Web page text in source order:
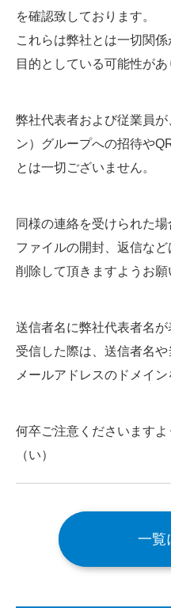
を確認致しております。
これらは弊社とは一切関
目的としている可能性があ
弊社代表者および従業員
ン）グループへの招待や
とは一切ございません。
同様の連絡を受けられた
ファイルの開封、返信な
削除して頂きますようお願
送信者名に弊社代表者名
受信した際は、送信者名
メールアドレスのドメイン
何卒ご注意くださいますよ
（い）
一覧